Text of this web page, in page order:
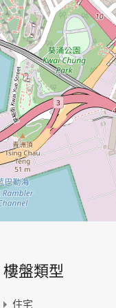
樓盤類型
住宅